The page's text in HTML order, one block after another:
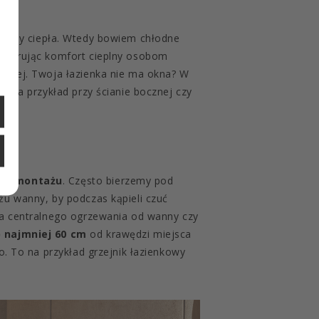
ciepła. Wtedy bowiem chłodne
komfort cieplny osobom
Twoja łazienka nie ma okna? W
na przykład przy ścianie bocznej czy
montażu. Często bierzemy pod
wanny, by podczas kąpieli czuć
centralnego ogrzewania od wanny czy
najmniej 60 cm od krawędzi miejsca
To na przykład grzejnik łazienkowy